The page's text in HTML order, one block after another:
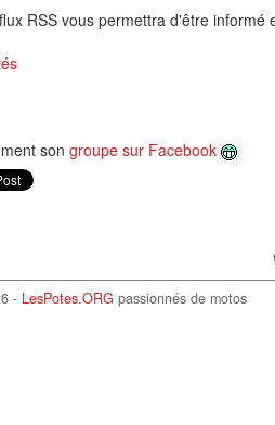
RSS vous permettra d'être
son groupe sur Facebook
- LesPotes.ORG passionnés de motos